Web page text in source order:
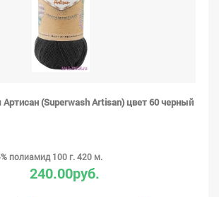
(Superwash Artisan) цвет 60 черный
полиамид 100 г. 420 м.
240.00руб.